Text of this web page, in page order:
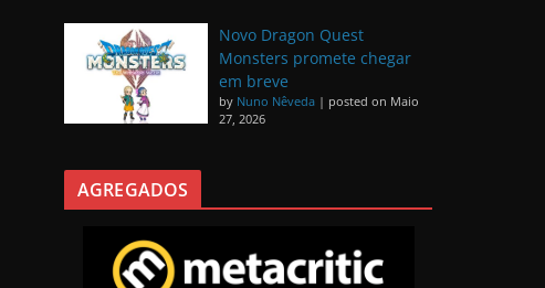
Novo Dragon Quest
Monsters promete chegar
em breve
by Nuno Nêveda | posted on Maio
27, 2026
AGREGADOS